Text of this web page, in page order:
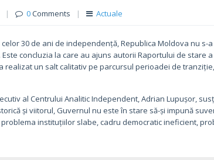
| 0Comments | Actuale
30 de ani de independență, Republica Moldova nu s-
concluzia la care au ajuns autorii Raportului de stare
realizat un salt calitativ pe parcursul perioadei de
al Centrului Analitic Independent, Adrian Lupușor,
și viitorul, Guvernul nu este în stare să-și impună
instituțiilor slabe, cadru democratic ineficient,